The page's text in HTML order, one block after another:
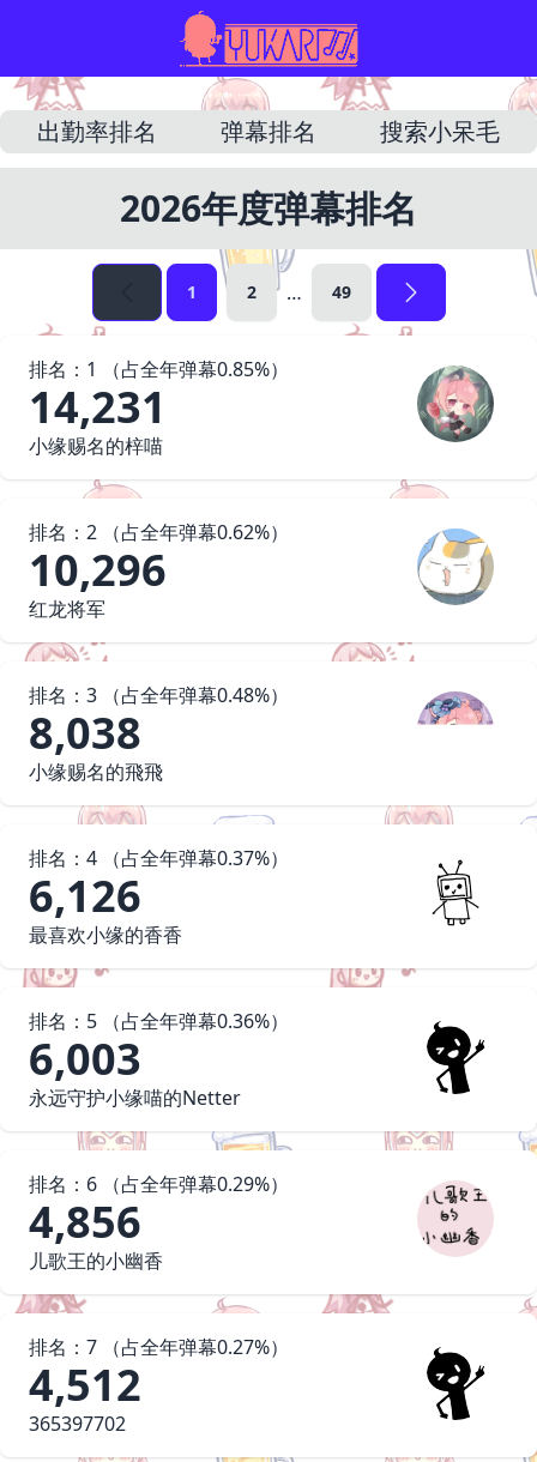
出勤率排名 弹幕排名 搜索小呆毛
2026年度弹幕排名
1 2 … 49
排名： 1 （占全年弹幕0.85%）
14,231
小缘赐名的梓喵
排名： 2 （占全年弹幕0.62%）
10,296
红龙将军
排名： 3 （占全年弹幕0.48%）
8,038
小缘赐名的飛飛
排名： 4 （占全年弹幕0.37%）
6,126
最喜欢小缘的香香
排名： 5 （占全年弹幕0.36%）
6,003
永远守护小缘喵的Netter
排名： 6 （占全年弹幕0.29%）
4,856
儿歌王的小幽香
排名： 7 （占全年弹幕0.27%）
4,512
365397702